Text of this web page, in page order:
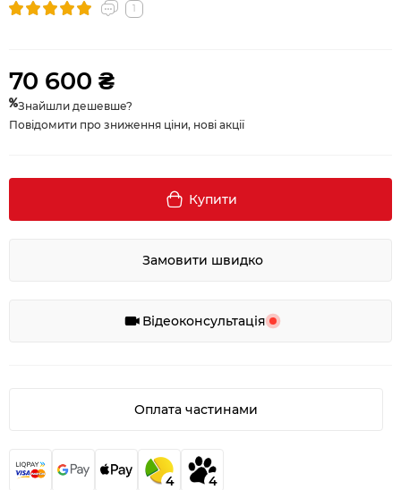
1
70 600 ₴
Знайшли дешевше?
Повідомити про зниження ціни, нові акції
Купити
Замовити швидко
Відеоконсультація
Оплата частинами
4 4